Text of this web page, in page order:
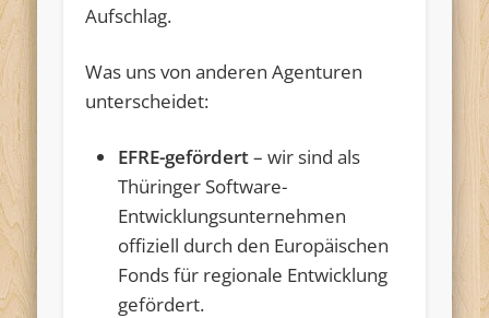
Aufschlag.
Was uns von anderen Agenturen
unterscheidet:
EFRE-gefördert– wir sind als
Thüringer Software-
Entwicklungsunternehmen
offiziell durch den Europäischen
Fonds für regionale Entwicklung
gefördert.